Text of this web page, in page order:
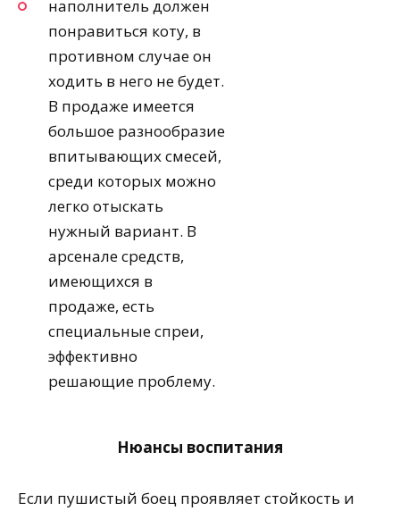
наполнитель должен
понравиться коту, в
противном случае он
ходить в него не будет.
В продаже имеется
большое разнообразие
впитывающих смесей,
среди которых можно
легко отыскать
нужный вариант. В
арсенале средств,
имеющихся в
продаже, есть
специальныеспреи,
эффективно
решающие проблему.
Нюансы воспитания
Если пушистый боец проявляет стойкость и